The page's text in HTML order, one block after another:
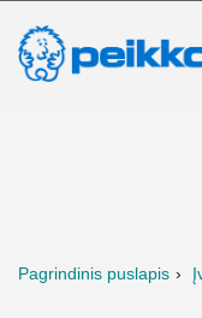
Pagrindinis puslapis